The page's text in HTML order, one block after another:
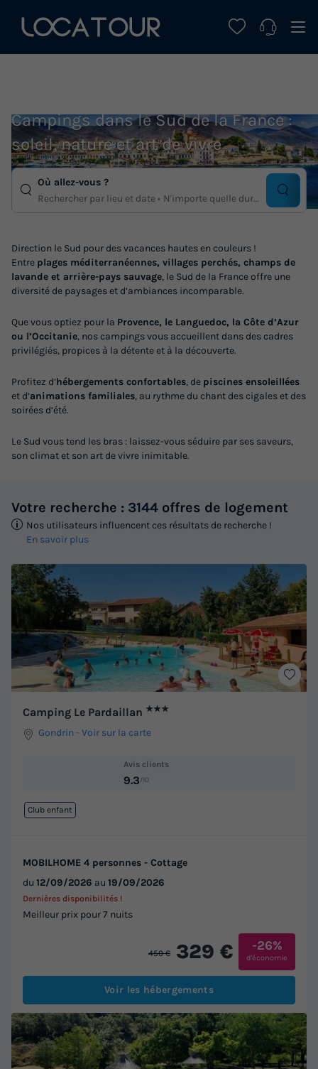
Campings dans le Sud de la France :
soleil, nature et art de vivre
Où allez-vous ?
Rechercher par lieu et date
N'importe quelle duree
Direction le Sud pour des vacances hautes en couleurs !
Entre plages méditerranéennes, villages perchés, champs de
lavande et arrière-pays sauvage, le Sud de la France offre une
diversité de paysages et d’ambiances incomparable.
Que vous optiez pour la Provence, le Languedoc, la Côte d’Azur
ou l’Occitanie, nos campings vous accueillent dans des cadres
privilégiés, propices à la détente et à la découverte.
Profitez d’hébergements confortables, de piscines ensoleillées
et d’animations familiales, au rythme du chant des cigales et des
soirées d’été.
Le Sud vous tend les bras : laissez-vous séduire par ses saveurs,
son climat et son art de vivre inimitable.
Votre recherche : 3144 offres de logement
Nos utilisateurs influencent ces résultats de recherche !
En savoir plus
Camping Le Pardaillan ★★★
Gondrin -Voir sur la carte
Avis clients
9.3/10
Club enfant
MOBILHOME 4 personnes - Cottage
du 12/09/2026 au 19/09/2026
Meilleur prix pour 7 nuits
Dernières disponibilités !
450 € 329 € -26%
d'économie
Voir les hébergements